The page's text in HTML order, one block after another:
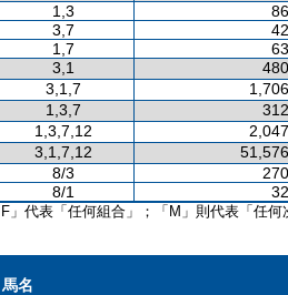
1,3
3,7
1,7
3,1
3,1,7
1,3,7
1,3,7,12
3,1,7,12
8/3
8/1
」代表「任何組合」；「M」則代表「任何
馬名